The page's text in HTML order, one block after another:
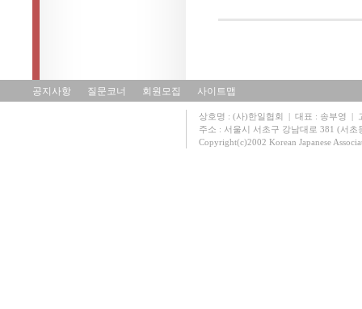
공지사항 질문코너 회원모집 사이트맵
상호명 : (사)한일협회 | 대표 : 송부영 |
주소 : 서울시 서초구 강남대로 381 (서
Copyright(c)2002 Korean Japanese